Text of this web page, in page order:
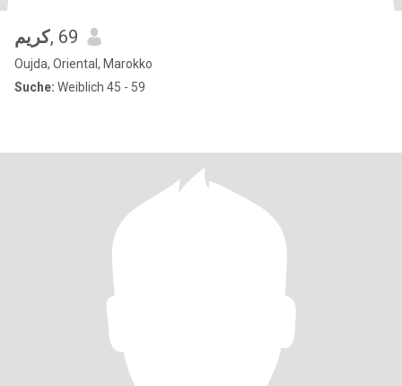
كريم, 69
Oujda, Oriental, Marokko
Suche: Weiblich 45 - 59